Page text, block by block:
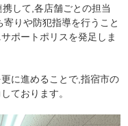
して,各店舗ごとの担当
りや防犯指導を行うこと
ポートポリスを発足しま
に進めることで,指宿市の
ております。